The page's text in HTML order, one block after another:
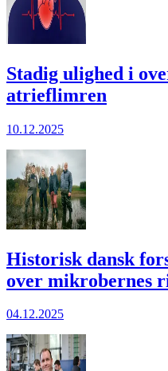
Stadig ulighed i
atrieflimren
10.12.2025
Historisk dansk
over mikrobernes
04.12.2025